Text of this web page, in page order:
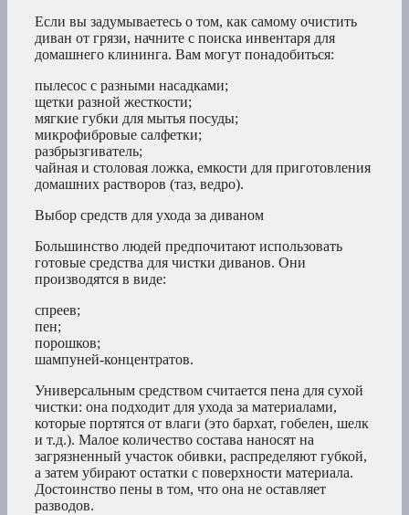
Если вы задумываетесь о том, как самому очистить
диван от грязи, начните с поиска инвентаря для
домашнего клининга. Вам могут понадобиться:
пылесос с разными насадками;
щетки разной жесткости;
мягкие губки для мытья посуды;
микрофибровые салфетки;
разбрызгиватель;
чайная и столовая ложка, емкости для приготовления
домашних растворов (таз, ведро).
Выбор средств для ухода за диваном
Большинство людей предпочитают использовать
готовые средства для чистки диванов. Они
производятся в виде:
спреев;
пен;
порошков;
шампуней-концентратов.
Универсальным средством считается пена для сухой
чистки: она подходит для ухода за материалами,
которые портятся от влаги (это бархат, гобелен, шелк
и т.д.). Малое количество состава наносят на
загрязненный участок обивки, распределяют губкой,
а затем убирают остатки с поверхности материала.
Достоинство пены в том, что она не оставляет
разводов.